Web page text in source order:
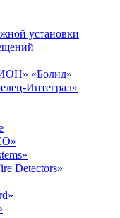
установки
«Болид»
Интеграл»
Detectors»